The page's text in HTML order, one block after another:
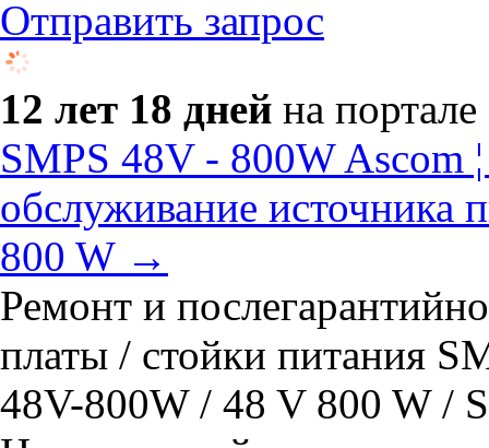
Отправить запрос
12 лет 18 дней на портале
SMPS 48V - 800W Ascom
обслуживание источника
800 W →
Ремонт и
платы / стойки питания
48V-800W / 48 V 800 W /